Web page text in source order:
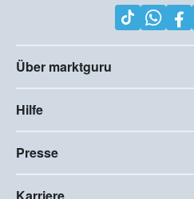
Über marktguru
Hilfe
Presse